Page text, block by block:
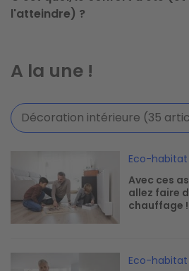
l'atteindre) ?
A la une !
Décoration intérieure (35
Eco-habitat
Avec ces
allez faire
chauffage !
Image
Eco-habitat